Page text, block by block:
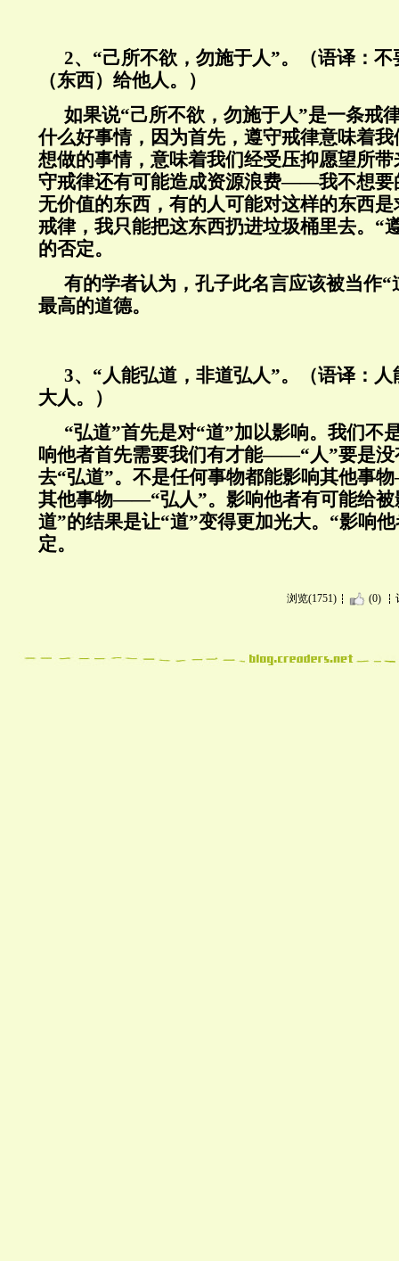
2、“己所不欲，勿施于人”。（语译：
（东西）给他人。）
如果说“己所不欲，勿施于人”是一条戒
什么好事情，因为首先，遵守戒律意味着
想做的事情，意味着我们经受压抑愿望所
守戒律还有可能造成资源浪费——我不想要
无价值的东西，有的人可能对这样的东西
戒律，我只能把这东西扔进垃圾桶里去。“
的否定。
有的学者认为，孔子此名言应该被当作
最高的道德。
3、“人能弘道，非道弘人”。（语译：
大人。）
“弘道”首先是对“道”加以影响。我们不
响他者首先需要我们有才能——“人”要是没
去“弘道”。不是任何事物都能影响其他事
其他事物——“弘人”。影响他者有可能给
道”的结果是让“道”变得更加光大。“影响
定。
浏览(1751) (0)